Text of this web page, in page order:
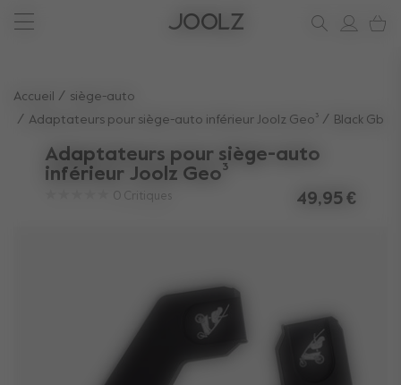
Voir les accessoires l''été
Vous avez besoin d'aide ?
soutien
Accueil
siège-auto
Adaptateurs pour siège-auto inférieur Joolz Geo³
Black Gb
Adaptateurs pour siège-auto
inférieur Joolz Geo³
0 Critiques 49,95 €